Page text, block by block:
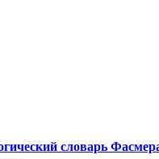
словарь